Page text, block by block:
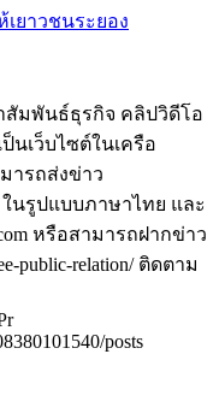
เยาวชนระยอง
าสัมพันธ์ธุรกิจ คลิปวิดีโอ
นเว็บไซต์ในเครือ
มารถส่งข่าว
รูปแบบภาษาไทย และ
หรือสามารถฝากข่าว
public-relation/ ติดตาม
posts